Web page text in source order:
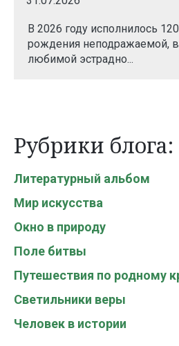
В 2026 году исполнилось
рождения неподражаемой,
любимой эстрадно...
Рубрики блога:
Литературный альбом
Мир искусства
Окно в природу
Поле битвы
Путешествия по родному
Светильники веры
Человек в истории